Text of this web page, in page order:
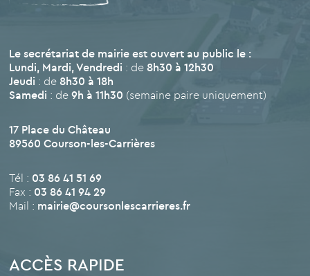
Le secrétariat de mairie est ouvert au public le :
Lundi, Mardi, Vendredi : de 8h30 à 12h30
Jeudi : de 8h30 à 18h
Samedi : de9h à 11h30 (semaine paire uniquement)
17 Place du Château
89560 Courson-les-Carrières
Tél : 03 86 41 51 69
Fax : 03 86 41 94 29
Mail : mairie@coursonlescarrieres.fr
ACCÈS RAPIDE